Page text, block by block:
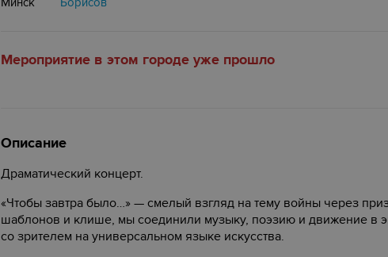
Мероприятие в этом городе уже прошло
Описание
Драматический концерт.
«Чтобы завтра было…» — смелый взгляд на тему войны через
шаблонов и клише, мы соединили музыку, поэзию и движение в
со зрителем на универсальном языке искусства.